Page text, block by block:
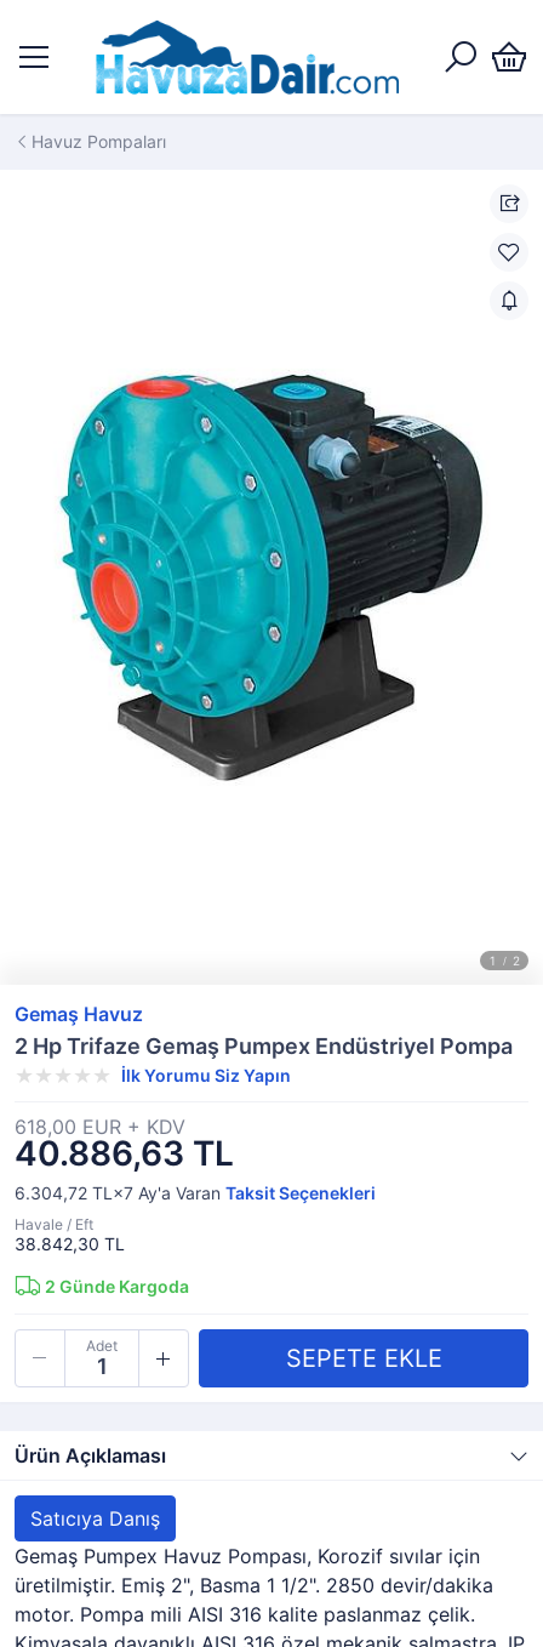
Havuz Pompaları
Gemaş Havuz
2 Hp Trifaze Gemaş Pumpex Endüstriyel Pompa
İlk Yorumu Siz Yapın
40.886,63 TL
618,00 EUR + KDV
6.304,72 TL×7 Ay'a Varan Taksit Seçenekleri
Havale / Eft
38.842,30 TL
2 Günde Kargoda
Adet
Ürün Açıklaması
Satıcıya Danış
Gemaş Pumpex Havuz Pompası, Korozif sıvılar için
üretilmiştir. Emiş 2", Basma 1 1/2". 2850 devir/dakika
motor. Pompa mili AISI 316 kalite paslanmaz çelik.